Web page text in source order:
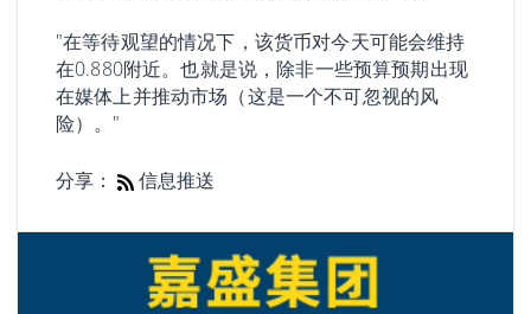
"在等待观望的情况下，该货币对今天可能会维持
在0.880附近。也就是说，除非一些预算预期出现
在媒体上并推动市场（这是一个不可忽视的风
险）。"
分享： 信息推送